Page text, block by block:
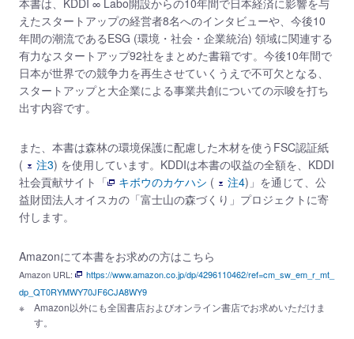
本書は、KDDI ∞ Labo開設からの10年間で日本経済に影響を与
えたスタートアップの経営者8名へのインタビューや、今後10
年間の潮流であるESG (環境・社会・企業統治) 領域に関連する
有力なスタートアップ92社をまとめた書籍です。今後10年間で
日本が世界での競争力を再生させていくうえで不可欠となる、
スタートアップと大企業による事業共創についての示唆を打ち
出す内容です。
また、本書は森林の環境保護に配慮した木材を使うFSC認証紙
(
注3) を使用しています。KDDIは本書の収益の全額を、KDDI
社会貢献サイト「
キボウのカケハシ ( 注4)」を通じて、公
益財団法人オイスカの「富士山の森づくり」プロジェクトに寄
付します。
Amazonにて本書をお求めの方はこちら
Amazon URL:
https://www.amazon.co.jp/dp/4296110462/ref=cm_sw_em_r_mt_
dp_QT0RYMWY70JF6CJA8WY9
Amazon以外にも全国書店およびオンライン書店でお求めいただけま
す。